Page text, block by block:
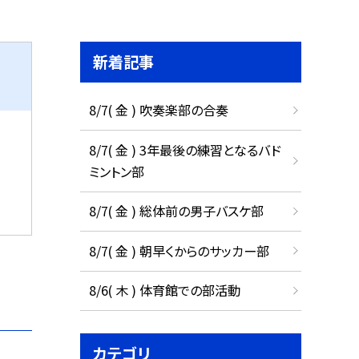
新着記事
8/7( 金 ) 吹奏楽部の合奏
8/7( 金 ) 3年最後の練習となるバド
ミントン部
8/7( 金 ) 総体前の男子バスケ部
8/7( 金 ) 朝早くからのサッカー部
8/6( 木 ) 体育館での部活動
カテゴリ